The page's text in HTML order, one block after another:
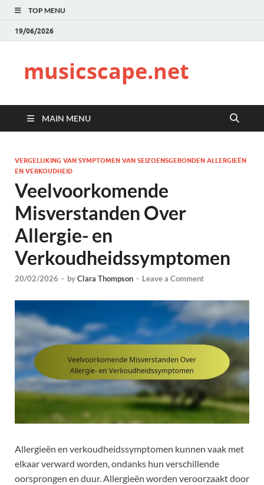
TOP MENU
19/06/2026
musicscape.net
MAIN MENU
VERGELIJKING VAN SYMPTOMEN VAN SEIZOENSGEBONDEN ALLERGIEËN
EN VERKOUDHEID
Veelvoorkomende
Misverstanden Over
Allergie- en
Verkoudheidssymptomen
20/02/2026 - byClara Thompson - Leave a Comment
Allergieën en verkoudheidssymptomen kunnen vaak met
elkaar verward worden, ondanks hun verschillende
oorsprongen en duur. Allergieën worden veroorzaakt door